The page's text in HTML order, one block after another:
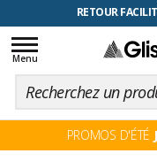
RETOUR
Toggle
navigation
Menu
PROMOS D'ÉTÉ